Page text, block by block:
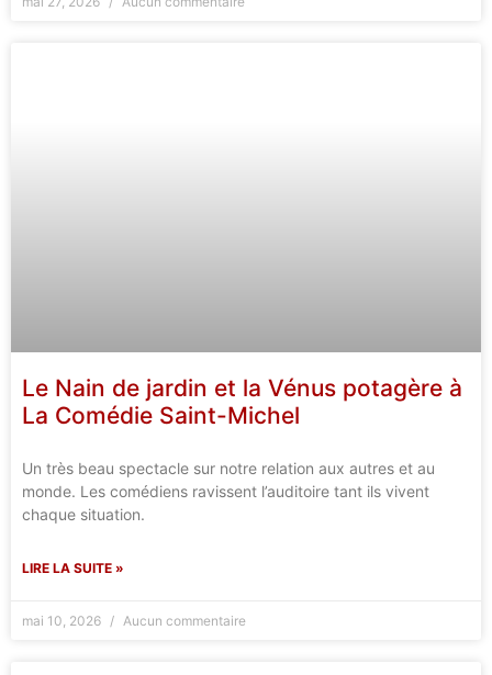
Le Nain de jardin et la Vénus potagère à
La Comédie Saint-Michel
Un très beau spectacle sur notre relation aux autres et au
monde. Les comédiens ravissent l’auditoire tant ils vivent
chaque situation.
LIRE LA SUITE »
mai 10, 2026 Aucun commentaire